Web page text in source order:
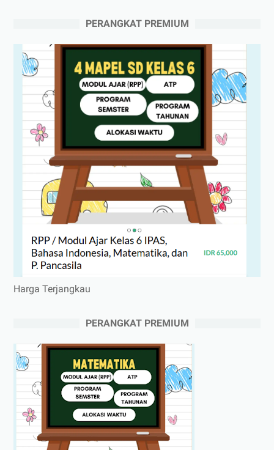
PERANGKAT PREMIUM
Harga Terjangkau
PERANGKAT PREMIUM